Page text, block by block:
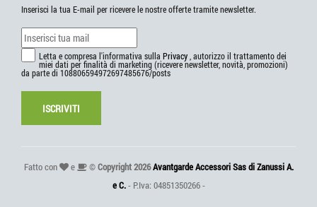
Inserisci la tua E-mail per ricevere le nostre offerte tramite newsletter.
Letta e compresa l'informativa sulla Privacy, autorizzo il trattamento dei
miei dati per finalità di marketing (ricevere newsletter, novità, promozioni)
da parte di 108806594972697485676/posts
ISCRIVITI
Fatto con e ©Copyright 2026Avantgarde Accessori Sas di Zanussi A.
e C.- P.Iva: 04851350266 -